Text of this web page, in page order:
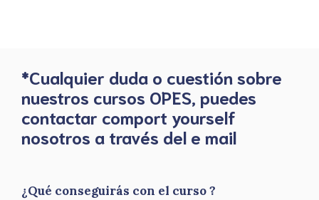
*Cualquier duda o cuestión sobre
nuestros cursos OPES, puedes
contactar comport yourself
nosotros a través del e mail
¿Qué conseguirás con el curso ?